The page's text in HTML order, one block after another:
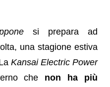
si prepara ad
una stagione estiva
Kansai Electric Power
che non ha più